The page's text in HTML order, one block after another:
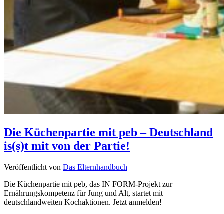
Die Küchenpartie mit peb – Deutschland
is(s)t mit von der Partie!
Veröffentlicht von Das Elternhandbuch
Die Küchenpartie mit peb, das IN FORM-Projekt zur
Ernährungskompetenz für Jung und Alt, startet mit
deutschlandweiten Kochaktionen. Jetzt anmelden!